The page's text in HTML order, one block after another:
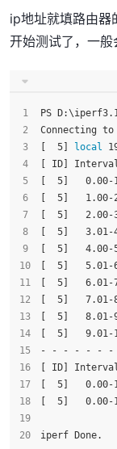
ip地址就填路由器
开始测试了，一般
PS
Connecting
[  5]
local
[ ID]
[  5]   0.00-
[  5]   1.00-
[  5]   2.00-
[  5]   3.01-
[  5]   4.00-
[  5]   5.01-
[  5]   6.01-
[  5]   7.01-
[  5]   8.01-
[  5]   9.01-
- - - - - -
[ ID]
[  5]   0.00-
[  5]   0.00-
iperf Done.